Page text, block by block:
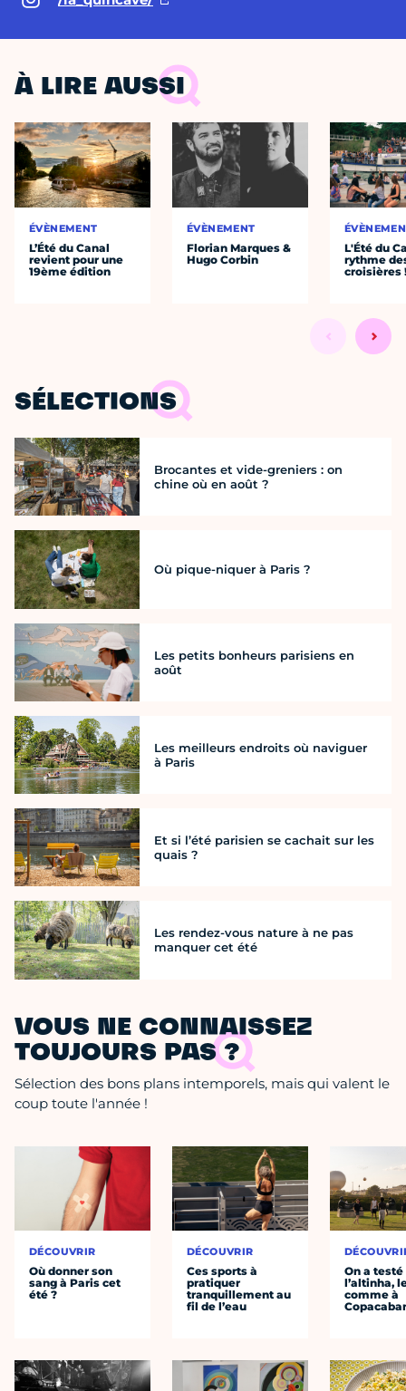
À LIRE AUSSI
ÉVÈNEMENT
L’Été du Canal
revient pour une
19ème édition
ÉVÈNEMENT
Florian Marques &
Hugo Corbin
L'Été du
rythme
croisières
SÉLECTIONS
Brocantes et vide-greniers : on
chine où en août ?
Où pique-niquer à Paris ?
Les petits bonheurs parisiens en
août
Les meilleurs endroits où naviguer
à Paris
Et si l’été parisien se cachait sur les
quais ?
Les rendez-vous nature à ne pas
manquer cet été
VOUS NE CONNAISSEZ
TOUJOURS PAS ?
Sélection des bons plans intemporels, mais qui valent le
coup toute l'année !
DÉCOUVRIR
Où donner son
sang à Paris cet
été ?
DÉCOUVRIR
Ces sports à
pratiquer
tranquillement au
fil de l’eau
On a testé
l’altinha,
comme à